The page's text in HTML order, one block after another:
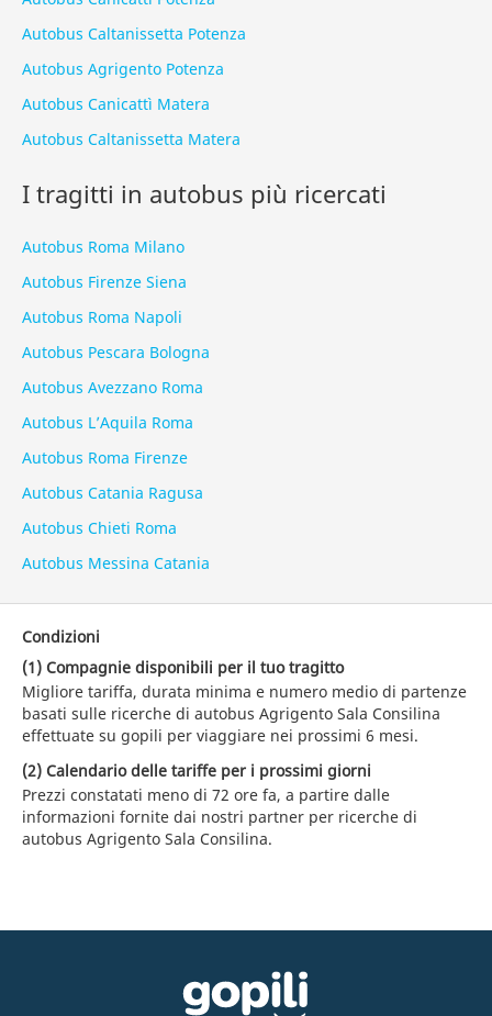
Autobus Caltanissetta Potenza
Autobus Agrigento Potenza
Autobus Canicattì Matera
Autobus Caltanissetta Matera
I tragitti in autobus più ricercati
Autobus Roma Milano
Autobus Firenze Siena
Autobus Roma Napoli
Autobus Pescara Bologna
Autobus Avezzano Roma
Autobus L’Aquila Roma
Autobus Roma Firenze
Autobus Catania Ragusa
Autobus Chieti Roma
Autobus Messina Catania
Condizioni
(1) Compagnie disponibili per il tuo tragitto
Migliore tariffa, durata minima e numero medio di partenze
basati sulle ricerche di autobus Agrigento Sala Consilina
effettuate su gopili per viaggiare nei prossimi 6 mesi.
(2) Calendario delle tariffe per i prossimi giorni
Prezzi constatati meno di 72 ore fa, a partire dalle
informazioni fornite dai nostri partner per ricerche di
autobus Agrigento Sala Consilina.